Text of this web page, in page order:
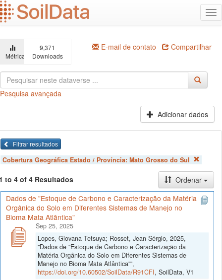
Ir
para
o
principal
Métricas
9,371
Downloads
E-mail de contato Compartilhar
Pesquisa avançada
Adicionar dados
Filtrar resultados
Cobertura Geográfica Estado / Província: Mato Grosso do Sul
to 4 of 4 Resultados
Ordenar
Dados de "Estoque de Carbono e Caracterização da Matéria
Orgânica do Solo em Diferentes Sistemas de Manejo no
Bioma Mata Atlântica"
Sep 25, 2025
Lopes, Giovana Tetsuya; Rosset, Jean Sérgio, 2025,
"Dados de "Estoque de Carbono e Caracterização da
Matéria Orgânica do Solo em Diferentes Sistemas de
Manejo no Bioma Mata Atlântica"",
https://doi.org/10.60502/SoilData/R91CFI, SoilData, V1